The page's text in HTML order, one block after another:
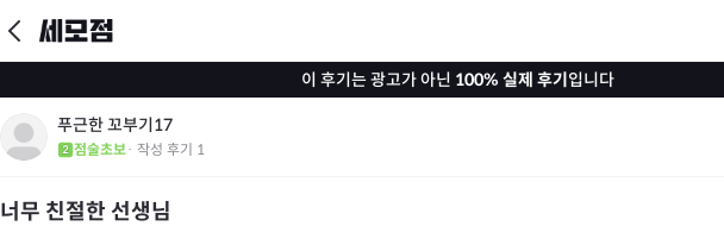
이 후기는 광고가 아닌 100% 실제 후기입니다
푸근한 꼬부기17
점술초보· 작성 후기 1
너무 친절한 선생님